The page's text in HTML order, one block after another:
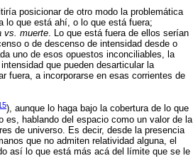
posicionar de otro modo la problemática
lo que está ahí, o lo que está fuera;
vs. muerte. Lo que está fuera de ellos serían
o de descenso de intensidad desde o
uno de esos opuestos inconciliables, la
que pueden desarticular la
fuera, a incorporarse en esas corrientes de
), aunque lo haga bajo la cobertura de lo que
hablando del espacio como un valor de la
de universo. Es decir, desde la presencia
que no admiten relatividad alguna, el
así lo que está más acá del límite que se le